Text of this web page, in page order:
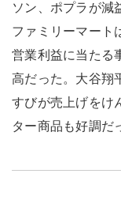
ソン、ポプラが減
ファミリーマート
営業利益に当たる
高だった。大谷翔
すびが売上げをけ
ター商品も好調だ